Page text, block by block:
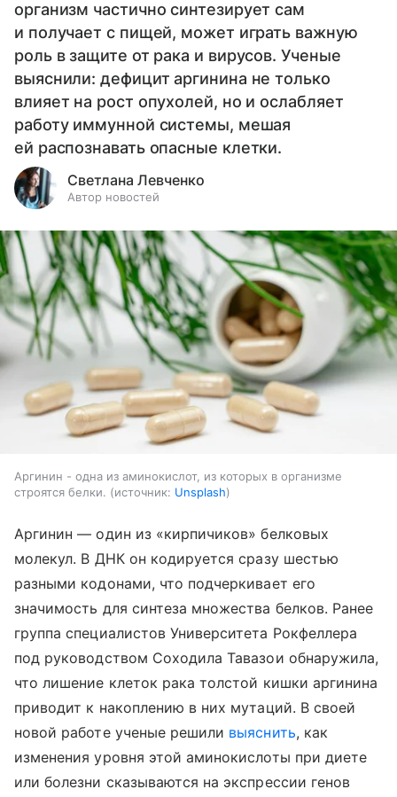
организм частично синтезирует сам
и получает с пищей, может играть важную
роль в защите от рака и вирусов. Ученые
выяснили: дефицит аргинина не только
влияет на рост опухолей, но и ослабляет
работу иммунной системы, мешая
ей распознавать опасные клетки.
Светлана Левченко
Автор новостей
Аргинин - одна из аминокислот, из которых в организме
строятся белки.
источник: Unsplash
Аргинин — один из «кирпичиков» белковых
молекул. В ДНК он кодируется сразу шестью
разными кодонами, что подчеркивает его
значимость для синтеза множества белков. Ранее
группа специалистов Университета Рокфеллера
под руководством Соходила Тавазои обнаружила,
что лишение клеток рака толстой кишки аргинина
приводит к накоплению в них мутаций. В своей
новой работе ученые решили выяснить, как
изменения уровня этой аминокислоты при диете
или болезни сказываются на экспрессии генов